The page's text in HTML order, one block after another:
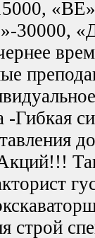
30000,
-Гибкая
строй